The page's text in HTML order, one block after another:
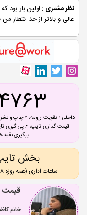
نظر مشتری : اولین بار بود
عالی و بالاتر از حد انتظار
پیگیری بقیه
بخش
ساعات اداری (همه روزه 8 صبح تا 6 عصر، پنج شنبه ها تا 3 عصر )
قیمت
خانم